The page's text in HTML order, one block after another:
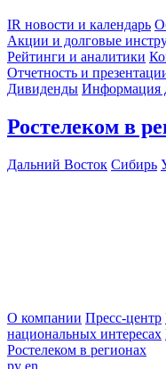
IR новости и календарь
Акции и долговые
Рейтинги и аналитики
Отчетность и
Дивиденды Информация
Ростелеком в
Дальний Восток Сибирь
О компании Пресс-центр
национальных интересах
Ростелеком в регионах
ру en